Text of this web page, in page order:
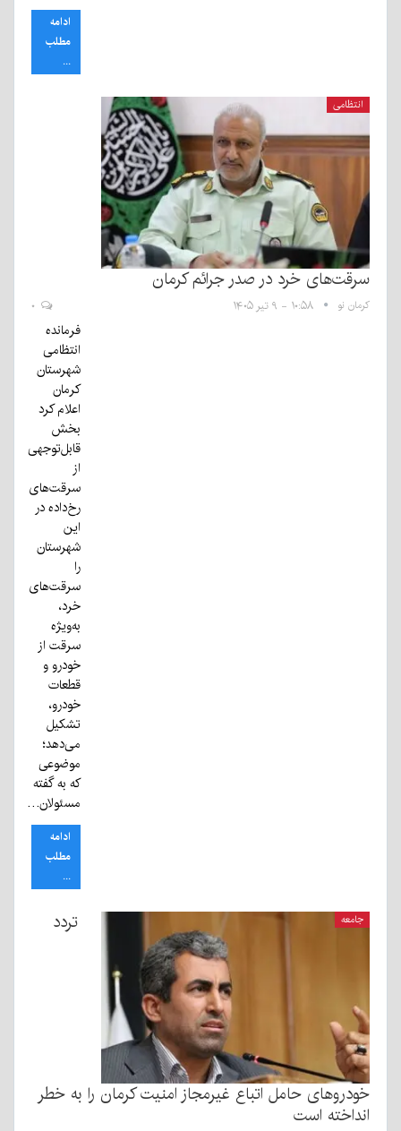
ادامه
مطلب
...
انتظامی
سرقت‌های خرد در صدر جرائم کرمان
کرمان نو ۱۰:۵۸ - ۹ تیر ۱۴۰۵
فرمانده
انتظامی
شهرستان
کرمان
اعلام کرد
بخش
قابل‌توجهی
از
سرقت‌های
رخ‌داده در
این
شهرستان
را
سرقت‌های
خرد،
به‌ویژه
سرقت از
خودرو و
قطعات
خودرو،
تشکیل
می‌دهد؛
موضوعی
که به گفته
مسئولان…
ادامه
مطلب
...
جامعه تردد
خودروهای حامل اتباع غیرمجاز امنیت کرمان را به خطر
انداخته است